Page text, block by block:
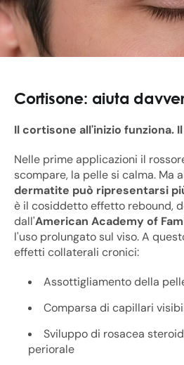
Cortisone: aiuta
Il cortisone all'inizio funziona.
Nelle prime applicazioni il
scompare, la pelle si calma. Ma
dermatite può ripresentarsi
è il cosiddetto effetto rebound,
dall'American Academy of
l'uso prolungato sul viso. A
effetti collaterali cronici:
Assottigliamento della
Comparsa di capillari
Sviluppo di rosacea
periorale